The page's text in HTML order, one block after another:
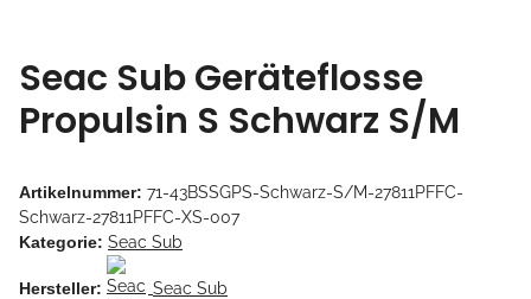
Seac Sub Geräteflosse
Propulsin S Schwarz S/M
Artikelnummer: 71-43BSSGPS-Schwarz-S/M-27811PFFC-
Schwarz-27811PFFC-XS-007
Kategorie: Seac Sub
Hersteller: Seac Sub